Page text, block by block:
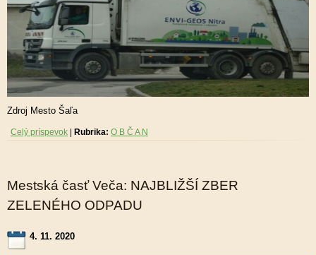
Zdroj Mesto Šaľa
Celý príspevok Rubrika: O B Č A N
Mestská časť Veča: NAJBLIŽŠÍ ZBER
ZELENÉHO ODPADU
4. 11. 2020